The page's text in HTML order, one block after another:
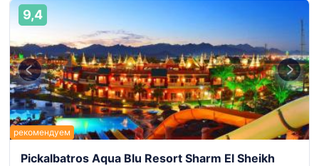
9,4
Pickalbatros Aqua Blu Resort Sharm El Sheikh